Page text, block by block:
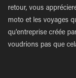
retour, vous
moto et les voyages
qu'entreprise créée
voudrions pas que